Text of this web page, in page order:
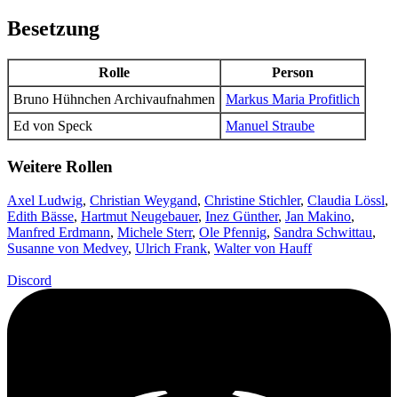
Besetzung
Rolle
Person
Bruno Hühnchen Archivaufnahmen
Markus Maria Profitlich
Ed von Speck
Manuel Straube
Weitere Rollen
Axel Ludwig, Christian Weygand, Christine Stichler, Claudia Lössl,
Edith Bässe, Hartmut Neugebauer, Inez Günther, Jan Makino,
Manfred Erdmann, Michele Sterr, Ole Pfennig, Sandra Schwittau,
Susanne von Medvey, Ulrich Frank, Walter von Hauff
Discord